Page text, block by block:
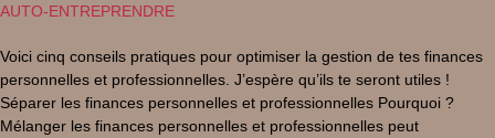
AUTO-ENTREPRENDRE
Voici cinq conseils pratiques pour optimiser la gestion de tes finances
personnelles et professionnelles. J’espère qu’ils te seront utiles !
Séparer les finances personnelles et professionnelles Pourquoi ?
Mélanger les finances personnelles et professionnelles peut